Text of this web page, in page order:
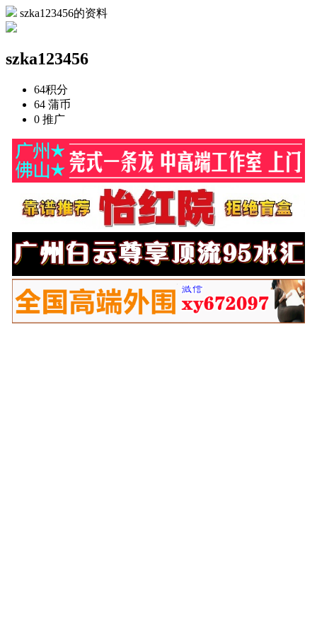
szka123456的资料
szka123456
64积分
64 蒲币
0 推广